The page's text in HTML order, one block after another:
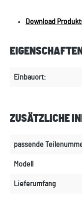
Download
EIGENSCHAFTEN
Einbauort:
ZUSÄTZLICHE
passende
Modell
Lieferumfang